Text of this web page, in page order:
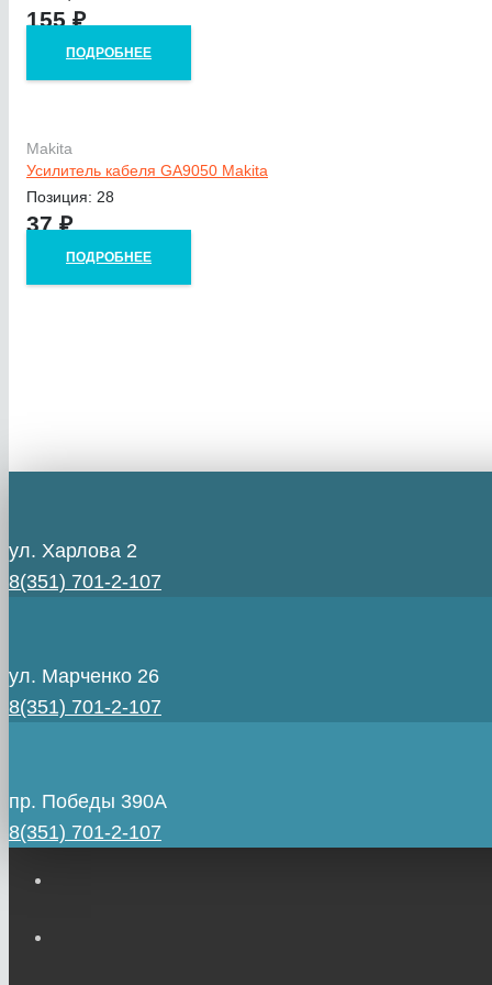
155₽
ПОДРОБНЕЕ
Makita
Усилитель кабеля GA9050 Makita
Позиция: 28
37₽
ПОДРОБНЕЕ
ул. Харлова 2
8(351) 701-2-107
ул. Марченко 26
8(351) 701-2-107
пр. Победы 390А
8(351) 701-2-107